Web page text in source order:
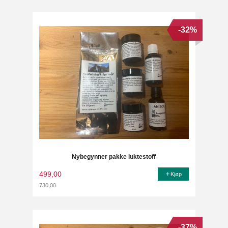
Nybegynner pakke luktestoff
499,00
730,00
-32%
Kjøp